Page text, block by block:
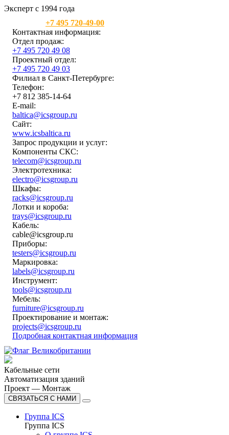
Эксперт с 1994 года
+7 495 720-49-00
Контактная информация:
Отдел продаж:
+7 495 720 49 08
Проектный отдел:
+7 495 720 49 03
Филиал в Санкт-Петербурге:
Телефон:
+7 812 385-14-64
E-mail:
baltica@icsgroup.ru
Сайт:
www.icsbaltica.ru
Запрос продукции и услуг:
Компоненты СКС:
telecom@icsgroup.ru
Электротехника:
electro@icsgroup.ru
Шкафы:
racks@icsgroup.ru
Лотки и короба:
trays@icsgroup.ru
Кабель:
cable@icsgroup.ru
Приборы:
testers@icsgroup.ru
Маркировка:
labels@icsgroup.ru
Инструмент:
tools@icsgroup.ru
Мебель:
furniture@icsgroup.ru
Проектирование и монтаж:
projects@icsgroup.ru
Подробная контактная информация
Кабельные сети
Автоматизация зданий
Проект — Монтаж
СВЯЗАТЬСЯ С НАМИ
Группа ICS
Группа ICS